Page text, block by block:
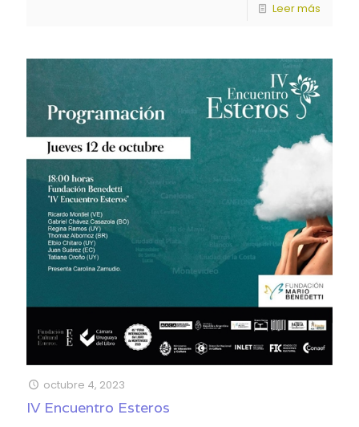
Leer más
octubre 4, 2023
IV Encuentro Esteros